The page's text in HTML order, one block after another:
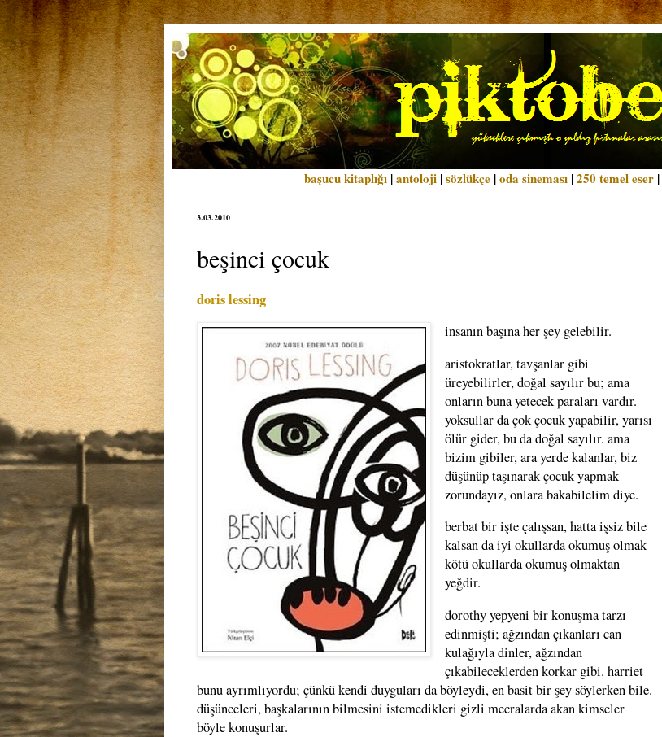
başucu kitaplığı |antoloji |sözlükçe |oda sineması |250 temel eser |
3.03.2010
beşinci çocuk
doris lessing
insanın başına her şey gelebilir.
aristokratlar, tavşanlar gibi
üreyebilirler, doğal sayılır bu; ama
onların buna yetecek paraları vardır.
yoksullar da çok çocuk yapabilir, yarısı
ölür gider, bu da doğal sayılır. ama
bizim gibiler, ara yerde kalanlar, biz
düşünüp taşınarak çocuk yapmak
zorundayız, onlara bakabilelim diye.
berbat bir işte çalışsan, hatta işsiz bile
kalsan da iyi okullarda okumuş olmak
kötü okullarda okumuş olmaktan
yeğdir.
dorothy yepyeni bir konuşma tarzı
edinmişti; ağzından çıkanları can
kulağıyla dinler, ağzından
çıkabileceklerden korkar gibi. harriet
bunu ayrımlıyordu; çünkü kendi duyguları da böyleydi, en basit bir şey söylerken bile.
düşünceleri, başkalarının bilmesini istemedikleri gizli mecralarda akan kimseler
böyle konuşurlar.